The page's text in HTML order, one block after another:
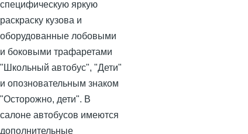
специфическую яркую
раскраску кузова и
оборудованные лобовыми
и боковыми трафаретами
"Школьный автобус", "Дети"
и опозновательным знаком
"Осторожно, дети". В
салоне автобусов имеются
дополнительные